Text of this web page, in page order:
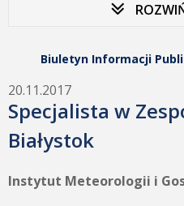
Biuletyn Informacji
20.11.2017
Specjalista w
Białystok
Instytut Meteorologii i